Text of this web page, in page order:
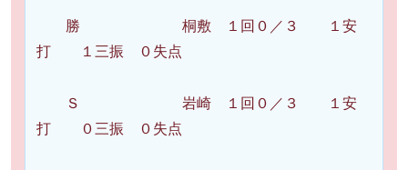
勝 桐敷 １回０／３ １安
打 １三振 ０失点
Ｓ 岩崎 １回０／３ １安
打 ０三振 ０失点